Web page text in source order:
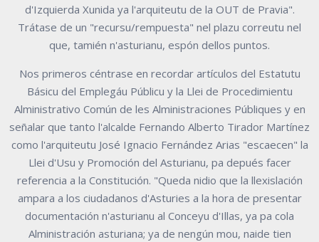
d'Izquierda Xunida ya l'arquiteutu de la OUT de Pravia".
Trátase de un "recursu/rempuesta" nel plazu correutu nel
que, tamién n'asturianu, espón dellos puntos.
Nos primeros céntrase en recordar artículos del Estatutu
Básicu del Emplegáu Públicu y la Llei de Procedimientu
Alministrativo Común de les Alministraciones Públiques y en
señalar que tanto l'alcalde Fernando Alberto Tirador Martínez
como l'arquiteutu José Ignacio Fernández Arias "escaecen" la
Llei d'Usu y Promoción del Asturianu, pa depués facer
referencia a la Constitución. "Queda nidio que la llexislación
ampara a los ciudadanos d'Asturies a la hora de presentar
documentación n'asturianu al Conceyu d'Illas, ya pa cola
Alministración asturiana; ya de nengún mou, naide tien